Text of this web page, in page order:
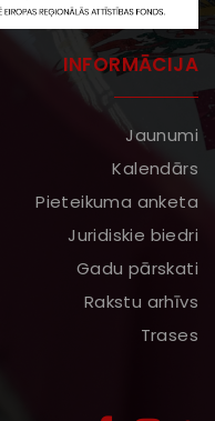
INFORMĀCIJA
Jaunumi
Kalendārs
Pieteikuma anketa
Juridiskie biedri
Gadu pārskati
Rakstu arhīvs
Trases